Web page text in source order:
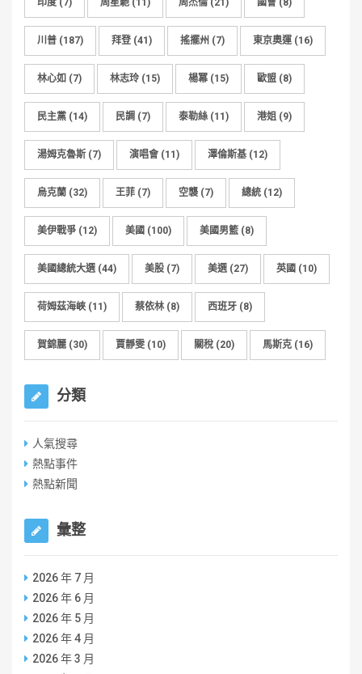
印度 (7) 周星馳 (11) 周杰倫 (21) 國會 (8)
川普 (187) 拜登 (41) 搖擺州 (7) 東京奧運(16)
林心如 (7) 林志玲 (15) 楊冪 (15) 歐盟 (8)
民主黨 (14) 民調 (7) 泰勒絲 (11) 港姐 (9)
湯姆克魯斯 (7) 演唱會 (11) 澤倫斯基 (12)
烏克蘭 (32) 王菲 (7) 空襲 (7) 總統 (12)
美伊戰爭 (12) 美國 (100) 美國男籃 (8)
美國總統大選(44) 美股 (7) 美選(27) 英國 (10)
荷姆茲海峽 (11) 蔡依林 (8) 西班牙 (8)
賀錦麗 (30) 賈靜雯 (10) 關稅 (20) 馬斯克 (16)
分類
人氣搜尋
熱點事件
熱點新聞
彙整
2026 年 7 月
2026 年 6 月
2026 年 5 月
2026 年 4 月
2026 年 3 月